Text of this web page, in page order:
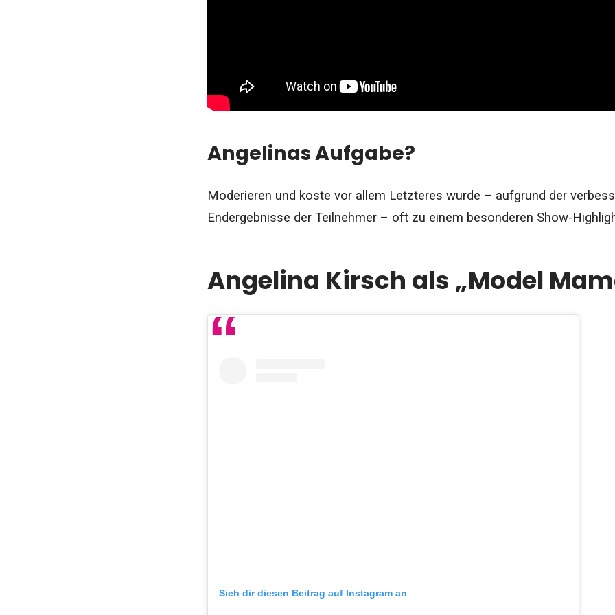
Angelinas Aufgabe?
Moderieren und koste vor allem Letzteres wurde – aufgrund der
Endergebnisse der Teilnehmer – oft zu einem besonderen Show-
Angelina Kirsch als „Model
Sieh dir diesen Beitrag auf Instagram an